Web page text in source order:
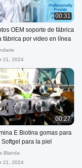
00:31
OEM soporte de fábrica
fábrica por video en línea
21, 2024
00:27
E Biotina gomas para
para la piel
Blanda
21, 2024